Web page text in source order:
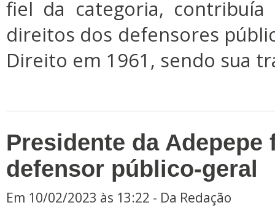
fiel da categoria,
direitos dos defensores
Direito em 1961, sendo sua
Presidente da Adepepe
defensor público-geral
Em 10/02/2023 às 13:22 - Da Redação